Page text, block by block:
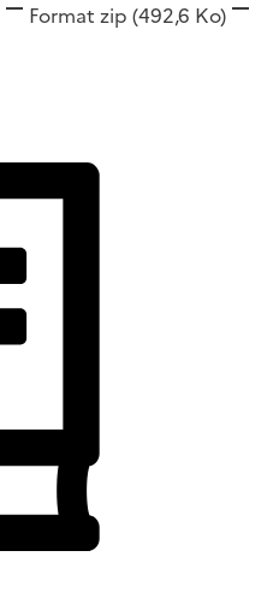
Format zip (492,6 Ko)